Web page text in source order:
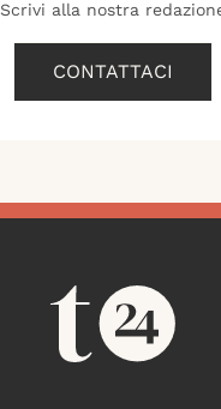
Scrivi alla nostra
CONTATTACI